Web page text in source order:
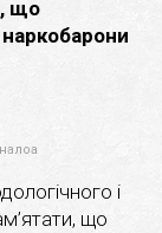
що
і
що